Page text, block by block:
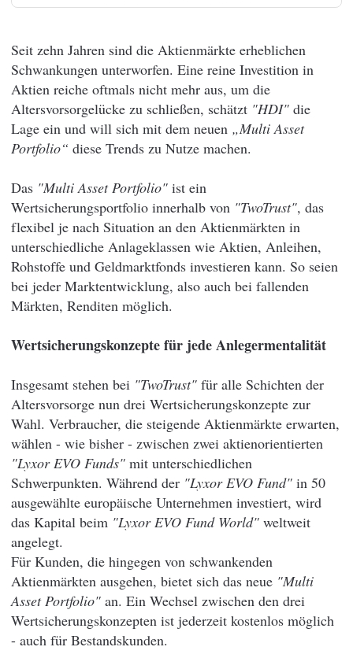
Seit zehn Jahren sind die Aktienmärkte erheblichen
Schwankungen unterworfen. Eine reine Investition in
Aktien reiche oftmals nicht mehr aus, um die
Altersvorsorgelücke zu schließen, schätzt "HDI" die
Lage ein und will sich mit dem neuen „Multi Asset
Portfolio“ diese Trends zu Nutze machen.
Das "Multi Asset Portfolio" ist ein
Wertsicherungsportfolio innerhalb von "TwoTrust", das
flexibel je nach Situation an den Aktienmärkten in
unterschiedliche Anlageklassen wie Aktien, Anleihen,
Rohstoffe und Geldmarktfonds investieren kann. So seien
bei jeder Marktentwicklung, also auch bei fallenden
Märkten, Renditen möglich.
Wertsicherungskonzepte für jede Anlegermentalität
Insgesamt stehen bei "TwoTrust" für alle Schichten der
Altersvorsorge nun drei Wertsicherungskonzepte zur
Wahl. Verbraucher, die steigende Aktienmärkte erwarten,
wählen - wie bisher - zwischen zwei aktienorientierten
"Lyxor EVO Funds" mit unterschiedlichen
Schwerpunkten. Während der "Lyxor EVO Fund" in 50
ausgewählte europäische Unternehmen investiert, wird
das Kapital beim "Lyxor EVO Fund World" weltweit
angelegt.
Für Kunden, die hingegen von schwankenden
Aktienmärkten ausgehen, bietet sich das neue "Multi
Asset Portfolio" an. Ein Wechsel zwischen den drei
Wertsicherungskonzepten ist jederzeit kostenlos möglich
- auch für Bestandskunden.